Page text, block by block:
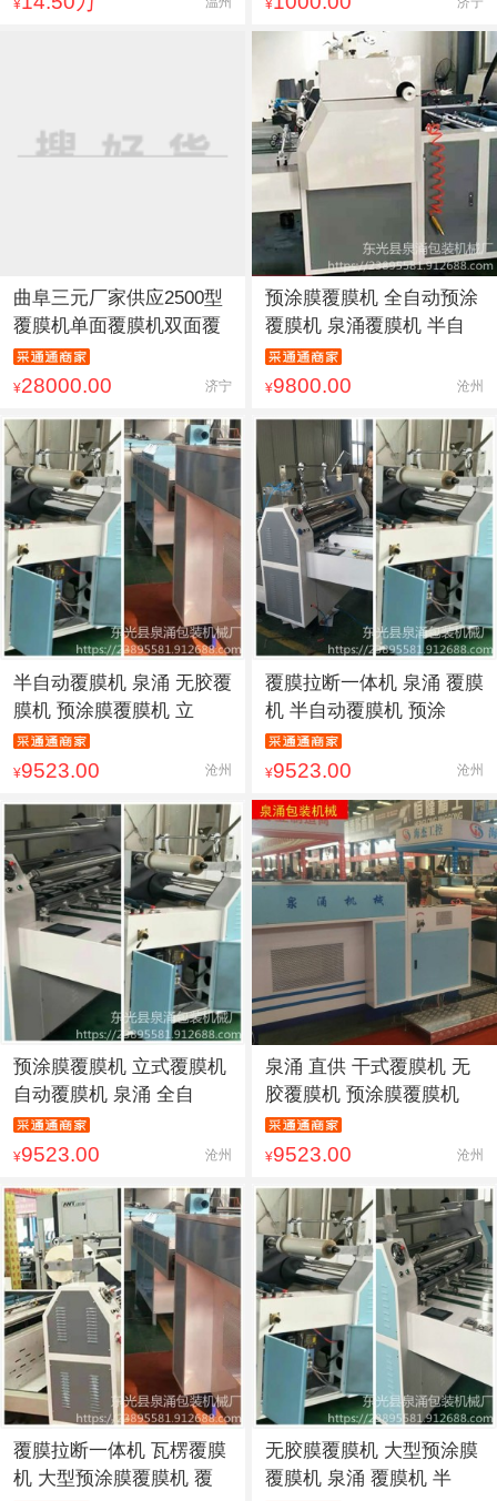
¥ ¥
曲阜三元厂家供应2500型
覆膜机单面覆膜机双面覆
¥28000.00 济宁
预涂膜覆膜机 全自动预涂
覆膜机 泉涌覆膜机 半自
¥9800.00 沧州
半自动覆膜机 泉涌 无胶覆
膜机 预涂膜覆膜机 立
¥9523.00 沧州
覆膜拉断一体机 泉涌 覆膜
机 半自动覆膜机 预涂
¥9523.00 沧州
预涂膜覆膜机 立式覆膜机
自动覆膜机 泉涌 全自
¥9523.00 沧州
泉涌 直供 干式覆膜机 无
胶覆膜机 预涂膜覆膜机
¥9523.00 沧州
覆膜拉断一体机 瓦楞覆膜
机 大型预涂膜覆膜机 覆
无胶膜覆膜机 大型预涂膜
覆膜机 泉涌 覆膜机 半